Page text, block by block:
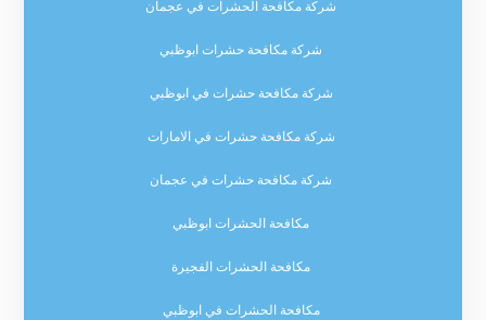
شركة مكافحة الحشرات في عجمان
شركة مكافحة حشرات ابوظبي
شركة مكافحة حشرات في ابوظبي
شركة مكافحة حشرات في الامارات
شركة مكافحة حشرات في عجمان
مكافحة الحشرات ابوظبي
مكافحة الحشرات الفجيرة
مكافحة الحشرات في ابوظبي